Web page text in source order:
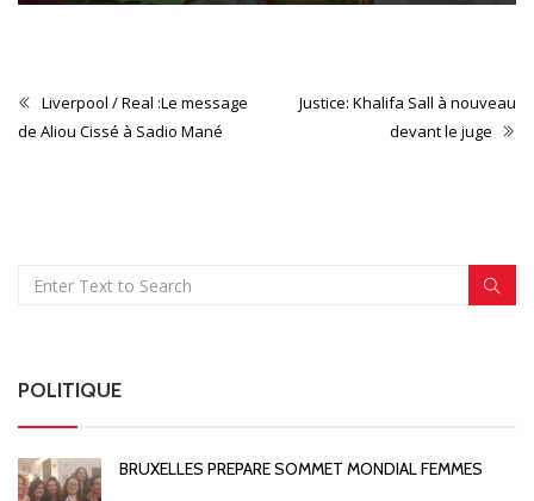
Liverpool / Real :Le message
de Aliou Cissé à Sadio Mané
Justice: Khalifa Sall à nouveau
devant le juge
POLITIQUE
BRUXELLES PREPARE SOMMET MONDIAL FEMMES